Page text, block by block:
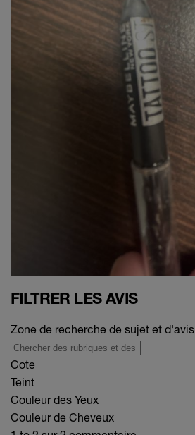
FILTRER LES AVIS
Zone de recherche de sujet et d'avis
Cote
Teint
Couleur des Yeux
Couleur de Cheveux